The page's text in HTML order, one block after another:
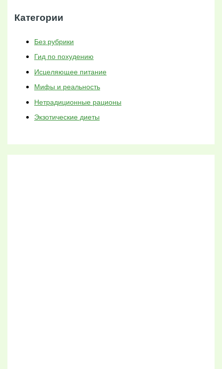
Категории
Без рубрики
Гид по похудению
Исцеляющее питание
Мифы и реальность
Нетрадиционные рационы
Экзотические диеты